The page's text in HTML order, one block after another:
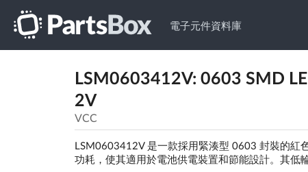
電子元件資料庫
LSM0603412V: 0603 SMD
2V
VCC
LSM0603412V 是一款採用緊湊型 0603 封裝的紅
功耗，使其適用於電池供電裝置和節能設計。其低